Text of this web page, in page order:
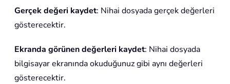
Gerçek değeri kaydet: Nihai dosyada gerçek değerleri
gösterecektir.
Ekranda görünen değerleri kaydet: Nihai dosyada
bilgisayar ekranında okuduğunuz gibi aynı değerleri
gösterecektir.